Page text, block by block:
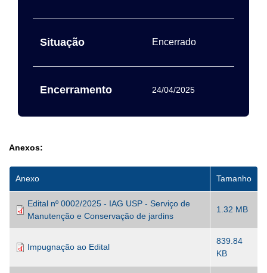
Situação Encerrado
Encerramento 24/04/2025
Anexos:
Anexo Tamanho
Edital nº 0002/2025 - IAG USP - Serviço de
Manutenção e Conservação de jardins
1.32 MB
Impugnação ao Edital
839.84
KB